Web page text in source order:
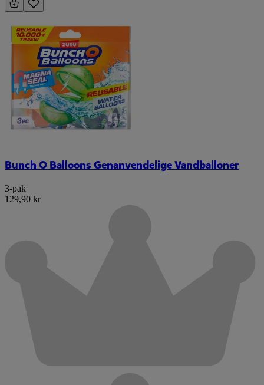
Bunch O Balloons Genanvendelige Vandballoner
3-pak
129,90 kr